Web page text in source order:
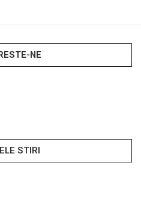
NE
STIRI